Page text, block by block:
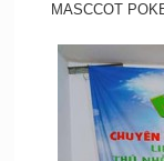
MASCCOT